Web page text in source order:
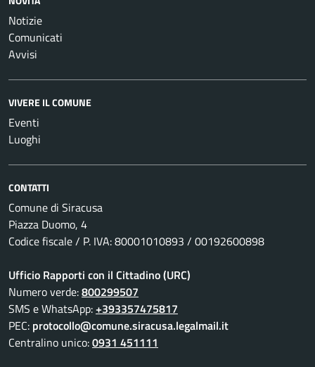
Notizie
Comunicati
Avvisi
VIVERE IL COMUNE
Eventi
Luoghi
CONTATTI
Comune di Siracusa
Piazza Duomo, 4
Codice fiscale / P. IVA: 80001010893 / 00192600898
Ufficio Rapporti con il Cittadino (URC)
Numero verde:800299507
SMS e WhatsApp:+393357475817
PEC: protocollo@comune.siracusa.legalmail.it
Centralino unico:0931 451111